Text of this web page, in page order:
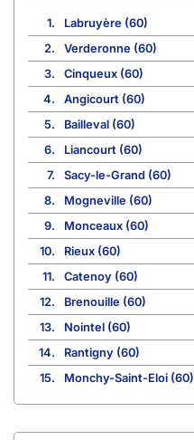
1.
Labruyère (60)
2.
Verderonne (60)
3.
Cinqueux (60)
4.
Angicourt (60)
5.
Bailleval (60)
6.
Liancourt (60)
7.
Sacy-le-Grand (60)
8.
Mogneville (60)
9.
Monceaux (60)
10.
Rieux (60)
11.
Catenoy (60)
12.
Brenouille (60)
13.
Nointel (60)
14.
Rantigny (60)
15.
Monchy-Saint-Eloi (60)